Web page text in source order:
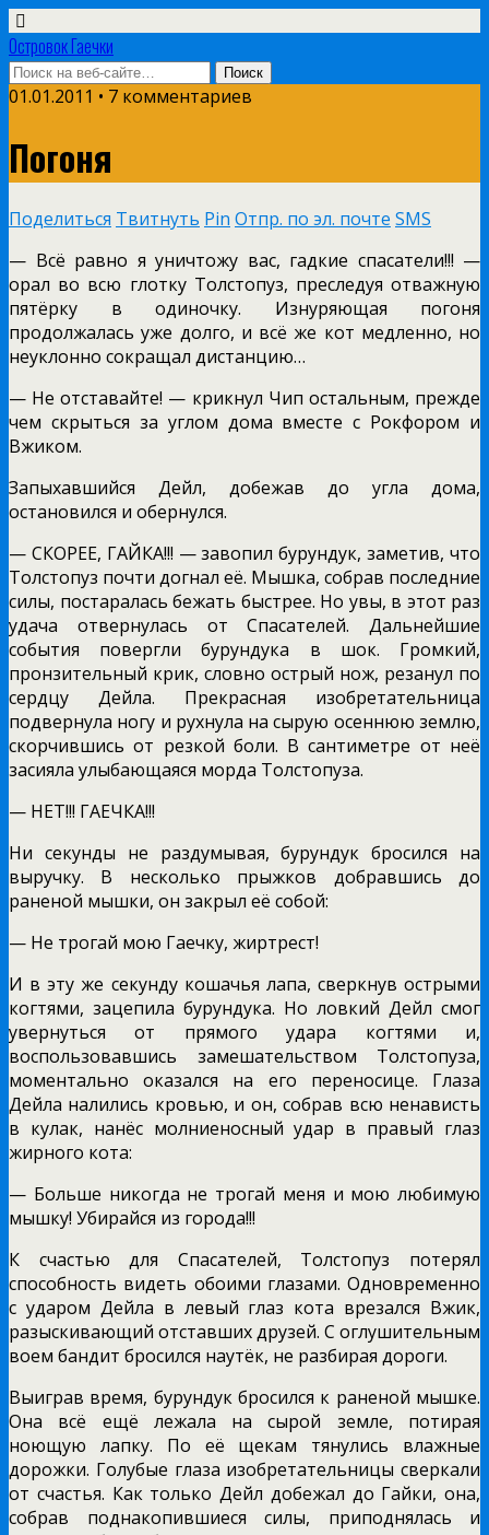
Островок Гаечки
01.01.2011 • 7 комментариев
Погоня
Поделиться Твитнуть Pin Отпр. по эл. почте SMS
— Всё равно я уничтожу вас, гадкие спасатели!!! —
орал во всю глотку Толстопуз, преследуя отважную
пятёрку в одиночку. Изнуряющая погоня
продолжалась уже долго, и всё же кот медленно, но
неуклонно сокращал дистанцию…
— Не отставайте! — крикнул Чип остальным, прежде
чем скрыться за углом дома вместе с Рокфором и
Вжиком.
Запыхавшийся Дейл, добежав до угла дома,
остановился и обернулся.
— СКОРЕЕ, ГАЙКА!!! — завопил бурундук, заметив, что
Толстопуз почти догнал её. Мышка, собрав последние
силы, постаралась бежать быстрее. Но увы, в этот раз
удача отвернулась от Спасателей. Дальнейшие
события повергли бурундука в шок. Громкий,
пронзительный крик, словно острый нож, резанул по
сердцу Дейла. Прекрасная изобретательница
подвернула ногу и рухнула на сырую осеннюю землю,
скорчившись от резкой боли. В сантиметре от неё
засияла улыбающаяся морда Толстопуза.
— НЕТ!!! ГАЕЧКА!!!
Ни секунды не раздумывая, бурундук бросился на
выручку. В несколько прыжков добравшись до
раненой мышки, он закрыл её собой:
— Не трогай мою Гаечку, жиртрест!
И в эту же секунду кошачья лапа, сверкнув острыми
когтями, зацепила бурундука. Но ловкий Дейл смог
увернуться от прямого удара когтями и,
воспользовавшись замешательством Толстопуза,
моментально оказался на его переносице. Глаза
Дейла налились кровью, и он, собрав всю ненависть
в кулак, нанёс молниеносный удар в правый глаз
жирного кота:
— Больше никогда не трогай меня и мою любимую
мышку! Убирайся из города!!!
К счастью для Спасателей, Толстопуз потерял
способность видеть обоими глазами. Одновременно
с ударом Дейла в левый глаз кота врезался Вжик,
разыскивающий отставших друзей. С оглушительным
воем бандит бросился наутёк, не разбирая дороги.
Выиграв время, бурундук бросился к раненой мышке.
Она всё ещё лежала на сырой земле, потирая
ноющую лапку. По её щекам тянулись влажные
дорожки. Голубые глаза изобретательницы сверкали
от счастья. Как только Дейл добежал до Гайки, она,
собрав поднакопившиеся силы, приподнялась и